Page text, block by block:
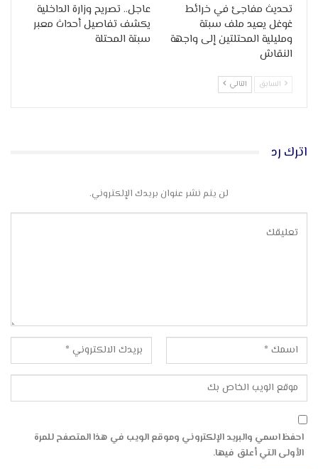
تحديث مفاجئ في خرائط
غوغل يعيد ملف سبتة
ومليلية المحتلتين إلى واجهة
النقاش
عاجل.. تصريح وزارة الداخلية
يكشف تفاصيل أحداث معبر
سبتة المحتلة
السابق التالي
اترك رد
لن يتم نشر عنوان بريدك الإلكتروني.
احفظ اسمي والبريد الإلكتروني وموقع الويب في هذا المتصفح للمرة
الأولى التي أعلق فيها.